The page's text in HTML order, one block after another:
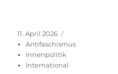
Veröffentlicht
am
11. April 2026
Antifaschismus
Innenpolitik
International